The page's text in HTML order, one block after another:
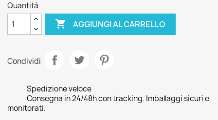
Quantità
 AGGIUNGI AL CARRELLO
Condividi
Spedizione veloce
Consegna in 24/48h con tracking. Imballaggi sicuri e
monitorati.